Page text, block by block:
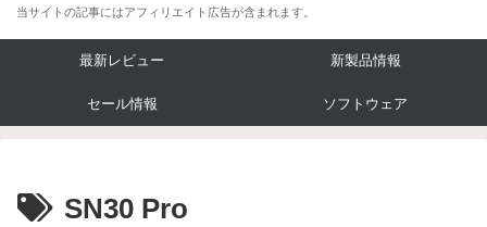
当サイトの記事にはアフィリエイト広告が含まれます。
最新レビュー 新製品情報
セール情報 ソフトウェア
SN30 Pro